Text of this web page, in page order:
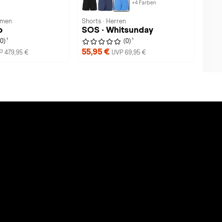
1
479,95 €
+4 Farben
Shorts · Herren
SOS · Whitsunday
(0) 1
55,95 € UVP 69,95 €